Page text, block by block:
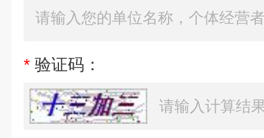
* 验证码：